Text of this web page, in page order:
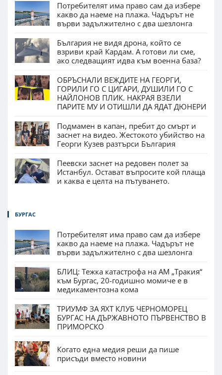
Потребителят има право сам да избере
какво да наеме на плажа. Чадърът не
върви задължително с два шезлонга
България не видя дрона, който се
взриви край Кардам. А готови ли сме,
ако следващият идва към военна база?
ОБРЪСНАЛИ ВЕЖДИТЕ НА ГЕОРГИ,
ГОРИЛИ ГО С ЦИГАРИ, ДУШИЛИ ГО С
НАЙЛОНОВ ПЛИК. НАКРАЯ ВЗЕЛИ
ПАРИТЕ МУ И ОТИШЛИ ДА ЯДАТ ДЮНЕРИ
Подмамен в капан, пребит до смърт и
заснет на видео. Жестокото убийство на
Георги Кузев разтърси България
Пеевски заснет на редовен полет за
Истанбул. Остават въпросите кой плаща
и каква е целта на пътуването.
БУРГАС
Потребителят има право сам да избере
какво да наеме на плажа. Чадърът не
върви задължително с два шезлонга
БЛИЦ: Тежка катастрофа на АМ „Тракия“
към Бургас, 20-годишно момиче е в
медикаментозна кома
ТРИУМФ ЗА ЯХТ КЛУБ ЧЕРНОМОРЕЦ
БУРГАС НА ДЪРЖАВНОТО ПЪРВЕНСТВО В
ПРИМОРСКО
Когато една медия реши да пише
присъди вместо новини